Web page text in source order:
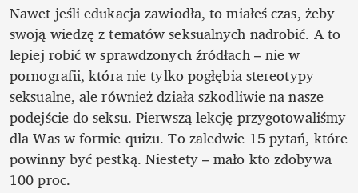
Nawet jeśli edukacja zawiodła, to miałeś czas, żeby
swoją wiedzę z tematów seksualnych nadrobić. A to
lepiej robić w sprawdzonych źródłach – nie w
pornografii, która nie tylko pogłębia stereotypy
seksualne, ale również działa szkodliwie na nasze
podejście do seksu. Pierwszą lekcję przygotowaliśmy
dla Was w formie quizu. To zaledwie 15 pytań, które
powinny być pestką. Niestety – mało kto zdobywa
100 proc.